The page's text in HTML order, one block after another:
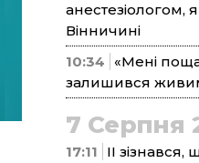
анестезіологом,
Вінничині
10:34
«Мені
залишився
7 Серпня
17:11
ІІ